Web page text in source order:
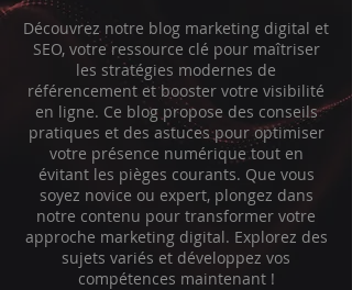
Découvrez notre blog marketing digital et
SEO, votre ressource clé pour maîtriser
les stratégies modernes de
référencement et booster votre visibilité
en ligne. Ce blog propose des conseils
pratiques et des astuces pour optimiser
votre présence numérique tout en
évitant les pièges courants. Que vous
soyez novice ou expert, plongez dans
notre contenu pour transformer votre
approche marketing digital. Explorez des
sujets variés et développez vos
compétences maintenant !